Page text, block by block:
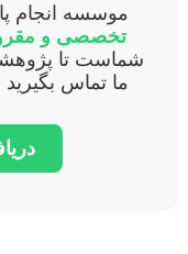
موسسه انجام
تخصصی و
شماست تا
ما تماس